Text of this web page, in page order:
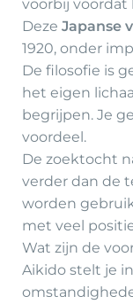
voorbij
Deze Japanse
1920, onder
De filosofie is
het eigen
begrijpen. Je
voordeel.
De zoektocht
verder dan de
worden
met veel
Wat zijn de
Aikido stelt je